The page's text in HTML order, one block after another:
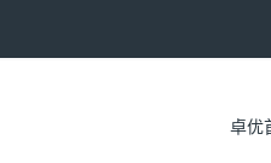
卓优